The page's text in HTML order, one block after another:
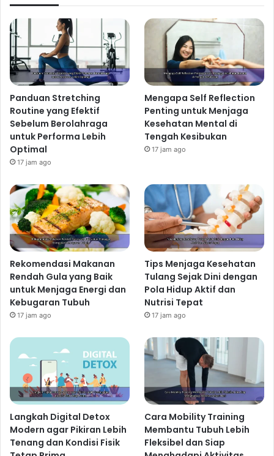
Panduan Stretching
Routine yang Efektif
Sebelum Berolahraga
untuk Performa Lebih
Optimal
17 jam ago
Mengapa Self Reflection
Penting untuk Menjaga
Kesehatan Mental di
Tengah Kesibukan
17 jam ago
Rekomendasi Makanan
Rendah Gula yang Baik
untuk Menjaga Energi dan
Kebugaran Tubuh
17 jam ago
Tips Menjaga Kesehatan
Tulang Sejak Dini dengan
Pola Hidup Aktif dan
Nutrisi Tepat
17 jam ago
Langkah Digital Detox
Modern agar Pikiran Lebih
Tenang dan Kondisi Fisik
Cara Mobility Training
Membantu Tubuh Lebih
Fleksibel dan Siap